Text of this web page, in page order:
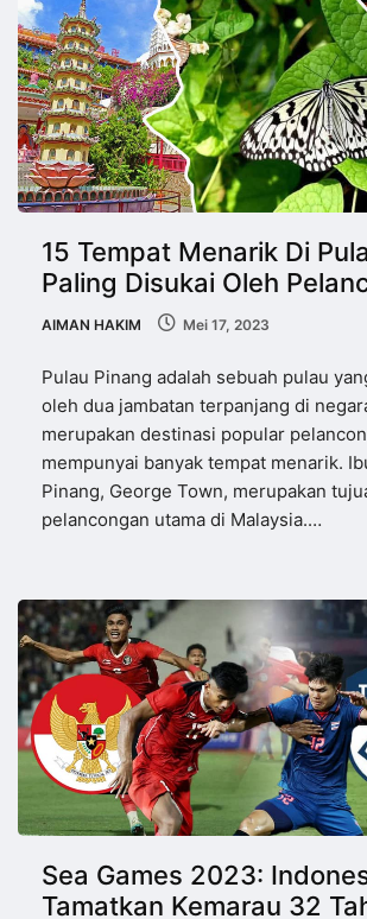
15 Tempat Menarik Di
Paling Disukai Oleh
AIMAN HAKIM Mei 17, 2023
Pulau Pinang adalah sebuah pulau
oleh dua jambatan terpanjang di
merupakan destinasi popular
mempunyai banyak tempat menarik.
Pinang, George Town, merupakan
pelancongan utama di Malaysia.…
Sea Games 2023:
Tamatkan Kemarau 32